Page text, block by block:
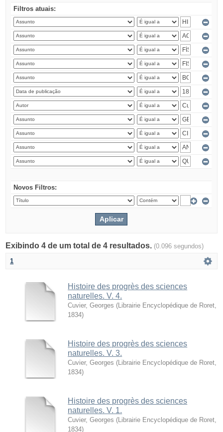
Filtros atuais:
Novos Filtros:
Exibindo 4 de um total de 4 resultados. (0.096 segundos)
1
Histoire des progrès des sciences
naturelles. V. 4.
Cuvier, Georges ( Librairie Encyclopédique de Roret
1834)
Histoire des progrès des sciences
naturelles. V. 3.
Cuvier, Georges ( Librairie Encyclopédique de Roret
1834)
Histoire des progrès des sciences
naturelles. V. 1.
Cuvier, Georges ( Librairie Encyclopédique de Roret
1834)